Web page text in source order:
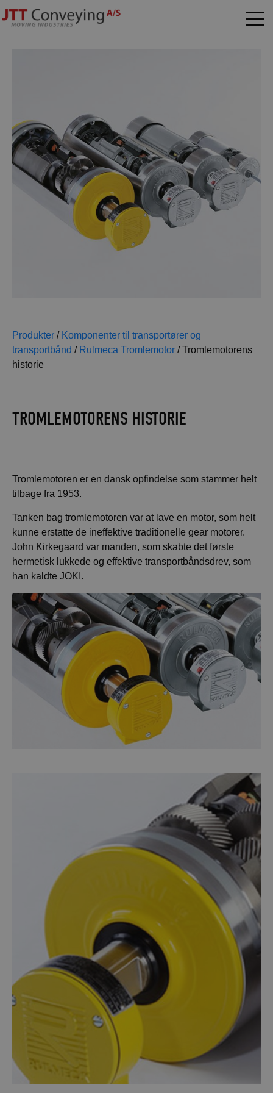
Produkter / Komponenter til transportører og
transportbånd / Rulmeca Tromlemotor / Tromlemotorens
historie
TROMLEMOTORENS HISTORIE
Tromlemotoren er en dansk opfindelse som stammer helt
tilbage fra 1953.
Tanken bag tromlemotoren var at lave en motor, som helt
kunne erstatte de ineffektive traditionelle gear motorer.
John Kirkegaard var manden, som skabte det første
hermetisk lukkede og effektive transportbåndsdrev, som
han kaldte JOKI.